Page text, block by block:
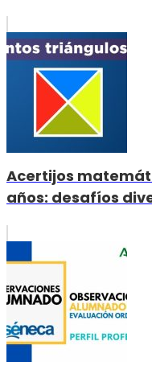
Acertijos
años: desafíos